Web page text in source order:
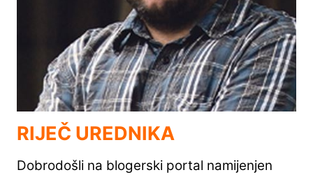
RIJEČ UREDNIKA
Dobrodošli na blogerski portal namijenjen